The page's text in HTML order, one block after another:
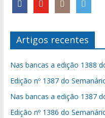
Artigos recentes
Nas bancas a edição 1388
Edição nº 1387 do
Nas bancas a edição 1387
Edição nº 1386 do